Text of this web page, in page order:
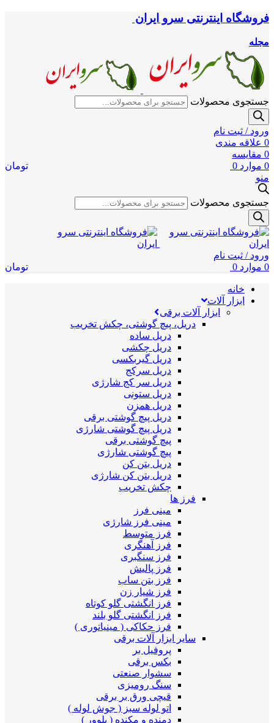
فروشگاه اینترنتی سرو ایران
مجله
جستجوی محصولات
ورود / ثبت نام
0 علاقه مندی
0 مقایسه
0 موارد 0
تومان
منو
جستجوی محصولات
ورود / ثبت نام
0 موارد 0 تومان
خانه
ابزار آلات
ابزار آلات برقی
دریل، پیچ گوشتی، چکش تخریب
دریل ساده
دریل چکشی
دریل گیربکسی
دریل سرکج
دریل سر کج شارژی
دریل ستونی
دریل همزن
دریل پیچ گوشتی برقی
دریل پیچ گوشتی شارژی
پیچ گوشتی برقی
پیچ گوشتی شارژی
دریل بتن کن
دریل بتن کن شارژی
چکش تخریب
فرز ها
مینی فرز
مینی فرز شارژی
فرز متوسط
فرز آهنگری
فرز سنگبری
فرز پالیش
فرز بتن ساب
فرز شیار زن
فرز انگشتی گلو کوتاه
فرز انگشتی گلو بلند
فرز حکاکی ( مینیاتوری )
سایر ابزار آلات برقی
پروفیل بر
بکس برقی
سشوار صنعتی
سنگ رومیزی
قیچی ورق بر برقی
اتو لوله سبز ( جوش لوله )
دمنده و مکنده ( بلوور )